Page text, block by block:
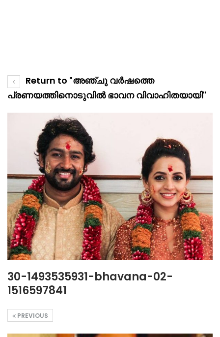
Return to "അഞ്ചു വർഷത്തെ
പ്രണയത്തിനൊടുവിൽ ഭാവന വിവാഹിതയായി"
30-1493535931-bhavana-02-
1516597841
PREVIOUS